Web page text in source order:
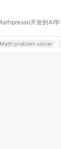
Math problem solver